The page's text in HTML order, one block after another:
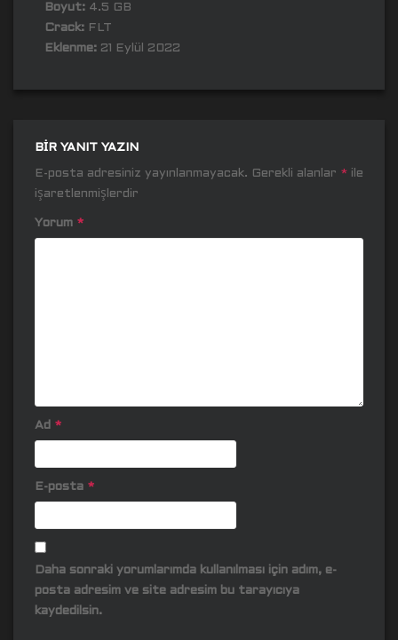
Boyut: 4.5 GB
Crack: FLT
Eklenme: 21 Eylül 2022
BIR YANIT YAZIN
E-posta adresiniz yayınlanmayacak. Gerekli alanlar * ile
işaretlenmişlerdir
Yorum *
Ad *
E-posta *
Daha sonraki yorumlarımda kullanılması için adım, e-
posta adresim ve site adresim bu tarayıcıya
kaydedilsin.